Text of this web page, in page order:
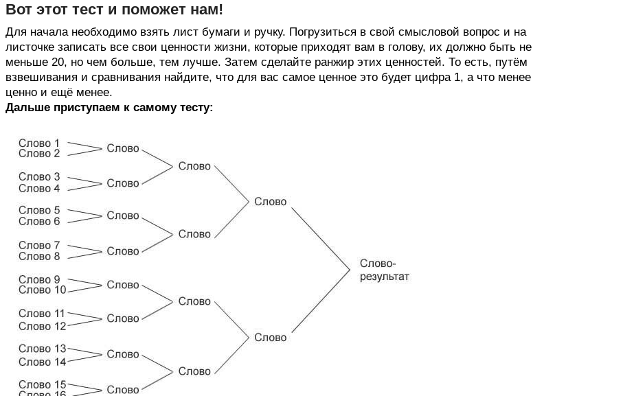
Вот этот тест и поможет нам!
Для начала необходимо взять лист бумаги и ручку. Погрузиться в свой смысловой вопрос и на
листочке записать все свои ценности жизни, которые приходят вам в голову, их должно быть не
меньше 20, но чем больше, тем лучше. Затем сделайте ранжир этих ценностей. То есть, путём
взвешивания и сравнивания найдите, что для вас самое ценное это будет цифра 1, а что менее
ценно и ещё менее.
Дальше приступаем к самому тесту: